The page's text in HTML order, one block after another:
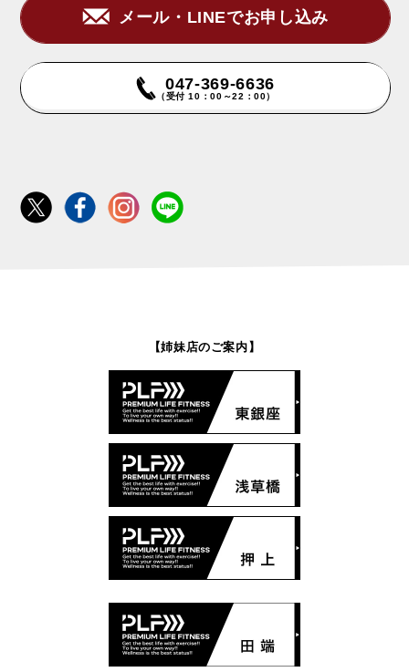
メール・LINEでお申し込み
047-369-6636
（受付 10：00～22：00）
【姉妹店のご案内】